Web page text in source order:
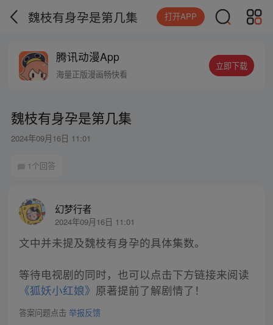
魏枝有身孕是第几集 打开APP
腾讯动漫App
海量正版漫画畅快看
立即下载
魏枝有身孕是第几集
2024年09月16日 11:01
1个回答
幻梦行者
2024年09月16日 11:01
文中并未提及魏枝有身孕的具体集数。
等待电视剧的同时，也可以点击下方链接来阅读
《狐妖小红娘》 原著提前了解剧情了！
答案问题点击 举报反馈